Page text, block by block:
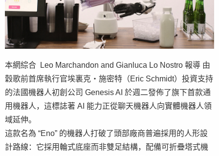
本網綜合 Leo Marchandon and Gianluca Lo Nostro 報導 由
穀歌前首席執行官埃裏克・施密特（Eric Schmidt）投資支持
的法國機器人初創公司 Genesis AI 於週二發佈了旗下首款通
用機器人，這標誌著 AI 能力正從聊天機器人向實體機器人領
域延伸。
這款名為 “Eno” 的機器人打破了頭部廠商普遍採用的人形設
計路線：它採用輪式底座而非雙足結構，配備可折疊塔式機